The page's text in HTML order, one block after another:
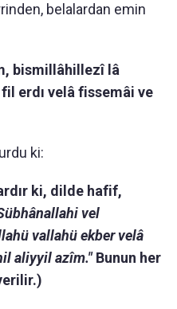
belalardan emin
bismillâhillezî lâ
erdı velâ fissemâi ve
ki:
ki, dilde hafif,
vel
vallahü ekber velâ
aliyyil azîm."Bunun her